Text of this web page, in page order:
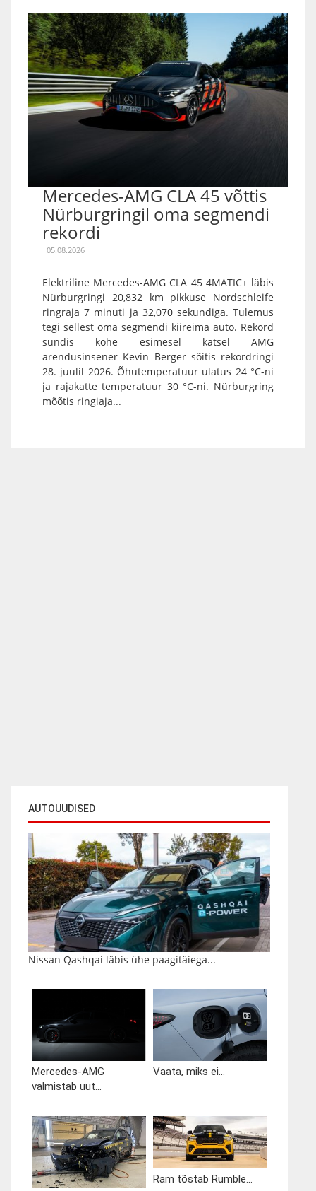
AUTOUUDISED
Nissan Qashqai läbis ühe paagitäiega...
Mercedes-AMG
valmistab uut...
Vaata, miks ei...
Ram tõstab Rumble...
Mercedes-AMG CLA 45 võttis
Nürburgringil oma segmendi
rekordi
05.08.2026
Elektriline Mercedes-AMG CLA 45 4MATIC+ läbis
Nürburgringi 20,832 km pikkuse Nordschleife
ringraja 7 minuti ja 32,070 sekundiga. Tulemus
tegi sellest oma segmendi kiireima auto. Rekord
sündis kohe esimesel katsel AMG
arendusinsener Kevin Berger sõitis rekordringi
28. juulil 2026. Õhutemperatuur ulatus 24 °C-ni
ja rajakatte temperatuur 30 °C-ni. Nürburgring
mõõtis ringiaja...